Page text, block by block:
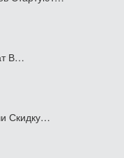
В…
Скидку…